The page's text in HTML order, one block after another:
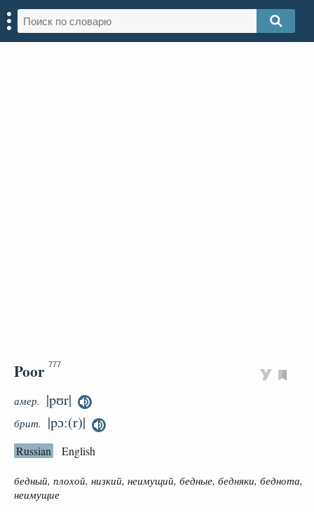
Poor 777
амер. |pʊr|
брит. |pɔː(r)|
Russian English
бедный, плохой, низкий, неимущий, бедные, бедняки, беднота,
неимущие